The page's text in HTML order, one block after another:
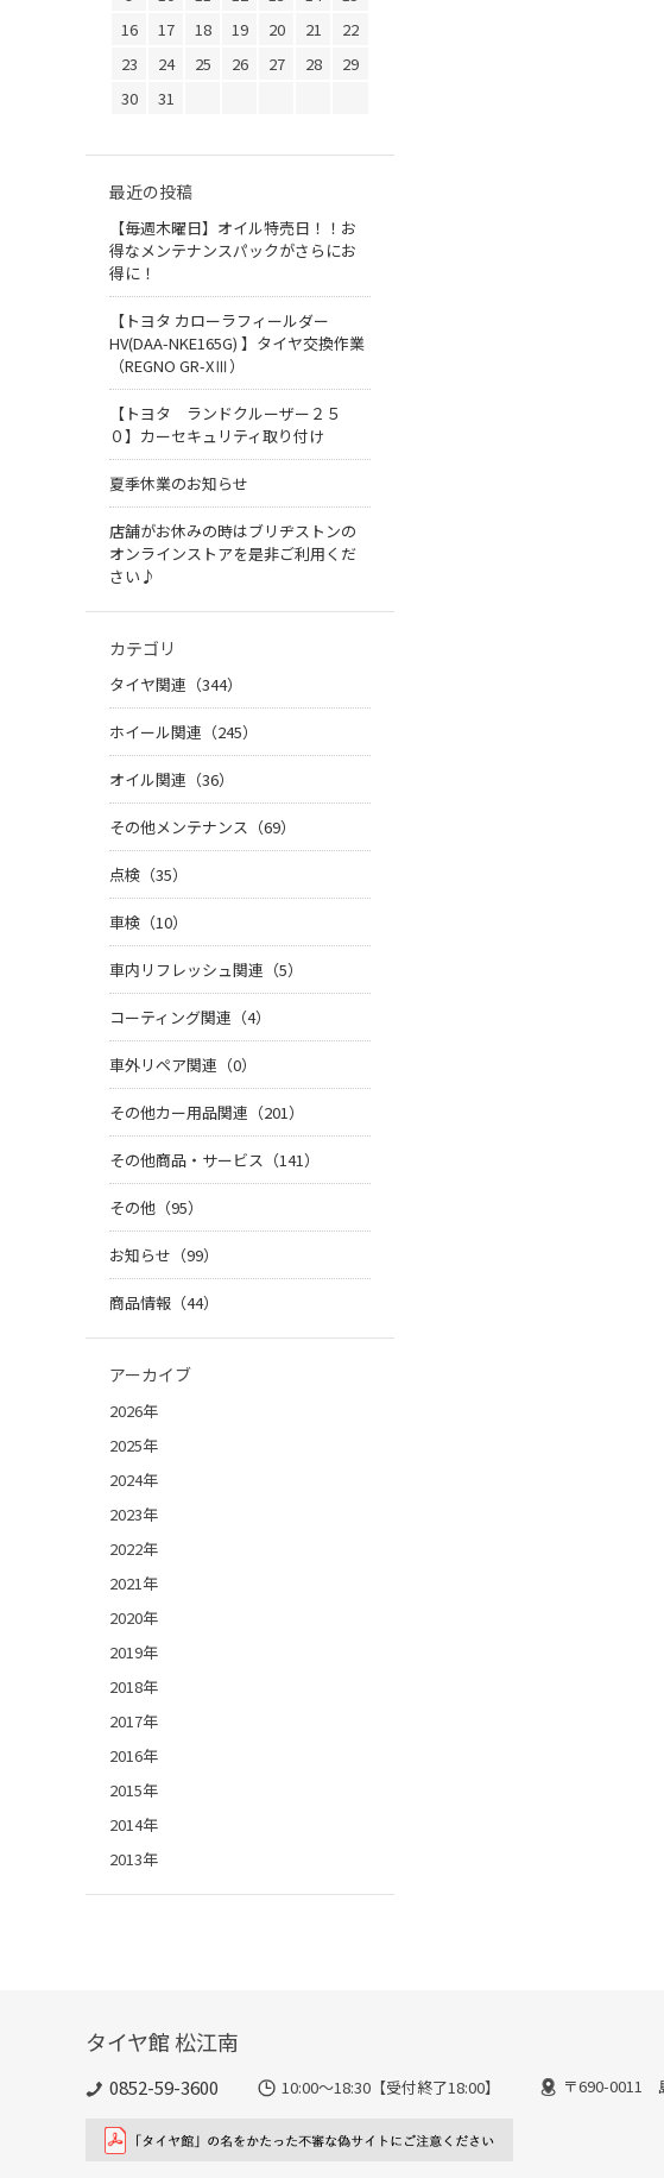
16
17 18 19 20 21
22
23
24 25 26 27 28
29
30
31
最近の投稿
【毎週木曜日】オイル特売日！！お
得なメンテナンスパックがさらにお
得に！
【トヨタ カローラフィールダー
HV(DAA-NKE165G) 】タイヤ交換作業
（REGNO GR-XⅢ）
【トヨタ ランドクルーザー２５
０】カーセキュリティ取り付け
夏季休業のお知らせ
店舗がお休みの時はブリヂストンの
オンラインストアを是非ご利用くだ
さい♪
カテゴリ
タイヤ関連（344）
ホイール関連（245）
オイル関連（36）
その他メンテナンス（69）
点検（35）
車検（10）
車内リフレッシュ関連（5）
コーティング関連（4）
車外リペア関連（0）
その他カー用品関連（201）
その他商品・サービス（141）
その他（95）
お知らせ（99）
商品情報（44）
アーカイブ
2026年
2025年
2024年
2023年
2022年
2021年
2020年
2019年
2018年
2017年
2016年
2015年
2014年
2013年
タイヤ館 松江南
0852-59-3600 10:00～18:30【受付終了18:00】 〒690-0011